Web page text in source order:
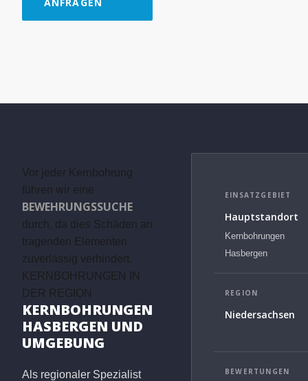
Vor jeder Kernbohrung
führen wir eine
BEWEHRUNGSSUCHE
durch, da dies Schäden an
tragenden Elementen
zuverlässig verhindert.
KERNBOHRUNGEN IN
DER REGION
KERNBOHRUNGEN
HASBERGEN UND
UMGEBUNG
Als regionaler Spezialist
EINSATZGEBIET
Hauptstandort
Kernbohrungen
Hasbergen
REGION
Niedersachsen
BEWERTUNGEN